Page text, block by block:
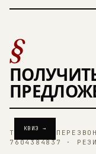
§
ТЕХНОЛОГ
7604384837 ·
КВИЗ →